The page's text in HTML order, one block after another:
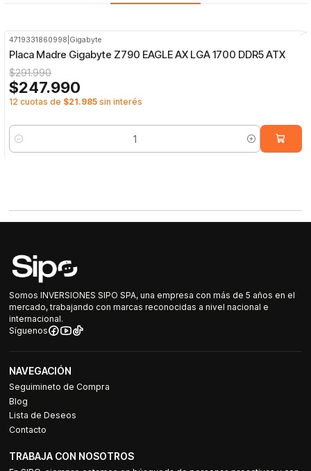
4719331860998 Gigabyte
Placa Madre Gigabyte Z790 EAGLE AX LGA 1700 DDR5 ATX
$291.990
$247.990
12 cuotas de $21.985 sin interés
Cantidad
Somos INVERSIONES SIPO SPA, una empresa con más de 5 años en el
mercado, trabajando con marcas reconocidas a nivel nacional e
internacional.
Síguenos
NAVEGACIÓN
Seguimineto de Compra
Blog
Lista de Deseos
Contacto
TRABAJA CON NOSOTROS